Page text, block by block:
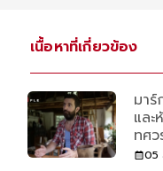
เนื้อหาที่เกี่ยวข้อง
มาร์
และ
ทศว
05